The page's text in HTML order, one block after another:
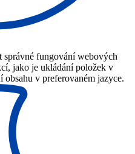
fungování webových
jako je ukládání položek v
obsahu v preferovaném jazyce.